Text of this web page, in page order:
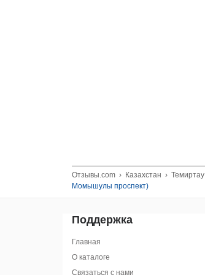
Отзывы.com › Казахстан › Темиртау
Момышулы проспект)
Поддержка
Главная
О каталоге
Связаться с нами